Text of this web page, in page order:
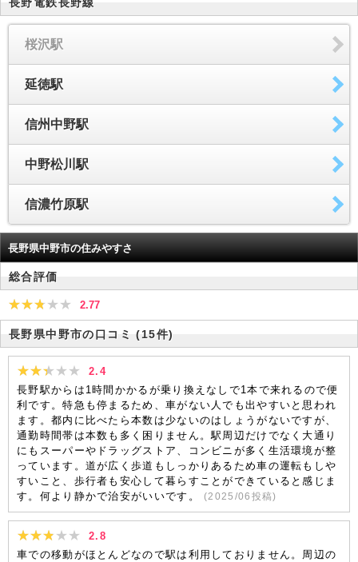
桜沢駅
延徳駅
信州中野駅
中野松川駅
信濃竹原駅
長野県中野市の住みやすさ
総合評価
2.77
長野県中野市の口コミ (15件)
2.4
長野駅からは1時間かかるが乗り換えなしで1本で来れるので便
利です。特急も停まるため、車がない人でも出やすいと思われ
ます。都内に比べたら本数は少ないのはしょうがないですが、
通勤時間帯は本数も多く困りません。駅周辺だけでなく大通り
にもスーパーやドラッグストア、コンビニが多く生活環境が整
っています。道が広く歩道もしっかりあるため車の運転もしや
すいこと、歩行者も安心して暮らすことができていると感じま
す。何より静かで治安がいいです。
(2025/06 投稿)
2.8
車での移動がほとんどなので駅は利用しておりません。周辺の